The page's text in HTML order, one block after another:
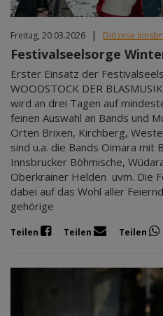
Freitag, 20.03.2026 | Diözese
Festivalseelsorge
Erster Einsatz der
WOODSTOCK DER
wird an drei Tagen auf
feinen Auswahl an Bands und
Orten Brixen, Kirchberg,
sind u.a. die Bands Oimara mit
Innsbrucker Böhmische,
Oberkrainer Helden uvm. Die
dabei auf das Wohl aller
gehörige
Teilen Teilen Teilen